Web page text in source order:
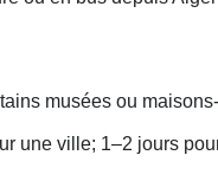
musées ou
une ville; 1–2 jours